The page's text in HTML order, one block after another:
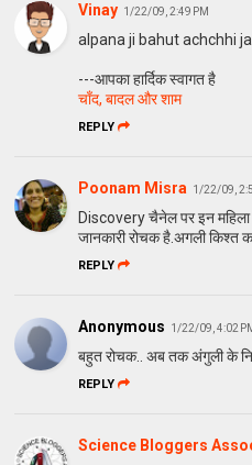
Vinay 1/22/09, 2:49 PM
alpana ji bahut achchhi
---आपका हार्दिक स्वागत है
चाँद, बादल और शाम
REPLY
Poonam Misra 1/22/09,
Discovery चैनेल पर इन
जानकारी रोचक है.अगली किश्त
REPLY
Anonymous 1/22/09, 4:02
बहुत रोचक.. अब तक अंगुली के
REPLY
Science Bloggers